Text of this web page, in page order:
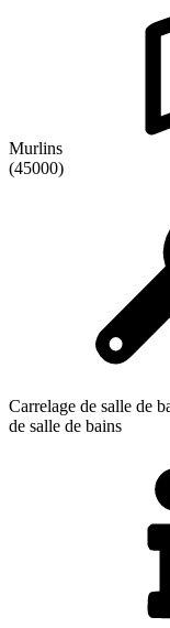
Murlins
(45000)
Carrelage de salle de
de salle de bains